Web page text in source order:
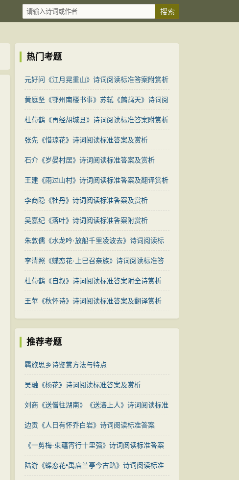
热门考题
元好问《江月晃重山》诗词阅读标准答案附赏析
黄庭坚《鄂州南楼书事》苏轼《鹧鸪天》诗词阅
读标准答案对比赏析
杜荀鹤《再经胡城县》诗词阅读标准答案附赏析
张先《惜琼花》诗词阅读标准答案及赏析
石介《岁晏村居》诗词阅读标准答案及赏析
王建《雨过山村》诗词阅读标准答案及翻译赏析
李商隐《牡丹》诗词阅读标准答案及赏析
吴嘉纪《落叶》诗词阅读标准答案附赏析
朱敦儒《水龙吟·放船千里凌波去》诗词阅读标
准答案及赏析
李清照《蝶恋花·上巳召亲族》诗词阅读标准答
案及赏析
杜荀鹤《自叙》诗词阅读标准答案附全诗赏析
王苹《秋怀诗》诗词阅读标准答案及翻译赏析
推荐考题
羁旅思乡诗鉴赏方法与特点
吴融《杨花》诗词阅读标准答案及赏析
刘商《送僧往湖南》《送濬上人》诗词阅读标准
答案
边贡《人日有怀乔白岩》诗词阅读标准答案
《一剪梅·束蕴宵行十里强》诗词阅读标准答案
陆游《蝶恋花•禹庙兰亭今古路》诗词阅读标准